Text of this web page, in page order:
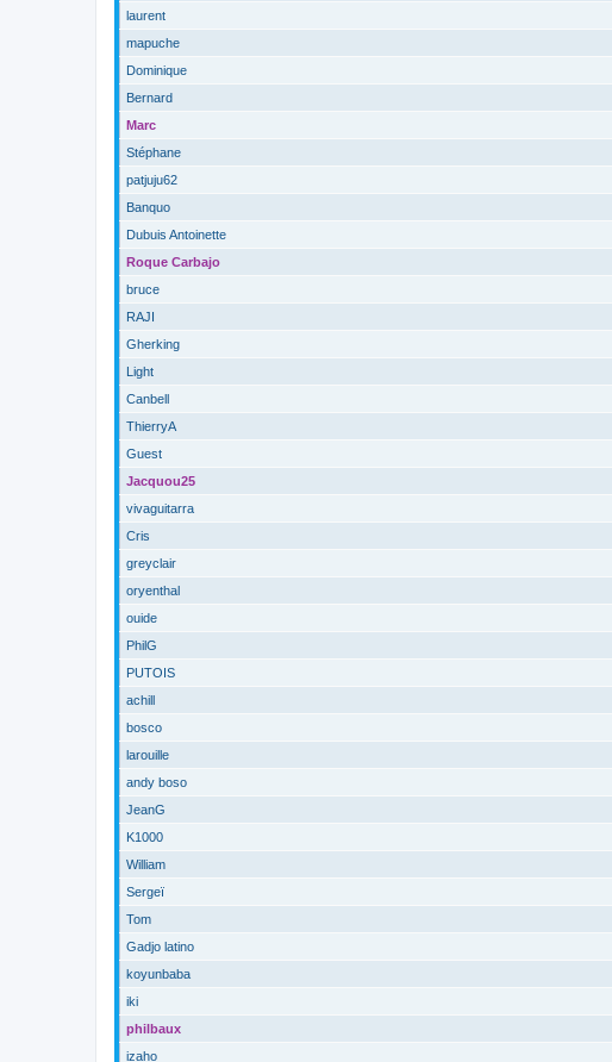
laurent
mapuche
Dominique
Bernard
Marc
Stéphane
patjuju62
Banquo
Dubuis Antoinette
Roque Carbajo
bruce
RAJI
Gherking
Light
Canbell
ThierryA
Guest
Jacquou25
vivaguitarra
Cris
greyclair
oryenthal
ouide
PhilG
PUTOIS
achill
bosco
larouille
andy boso
JeanG
K1000
William
Sergeï
Tom
Gadjo latino
koyunbaba
iki
philbaux
izaho